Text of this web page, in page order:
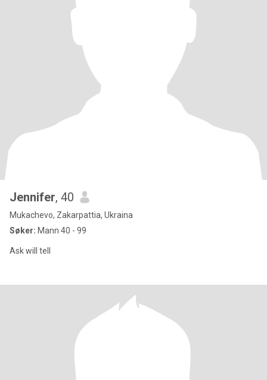
Jennifer, 40
Mukachevo, Zakarpattia, Ukraina
Søker: Mann 40 - 99
Ask will tell